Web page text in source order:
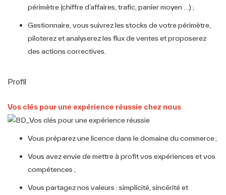
périmètre (chiffre d’affaires, trafic, panier moyen …) ;
Gestionnaire, vous suivrez les stocks de votre périmètre,
piloterez et analyserez les flux de ventes et proposerez
des actions correctives.
Profil
Vos clés pour une expérience réussie chez nous
Vous préparez une licence dans le domaine du commerce ;
Vous avez envie de mettre à profit vos expériences et vos
compétences ;
Vous partagez nos valeurs : simplicité, sincérité et